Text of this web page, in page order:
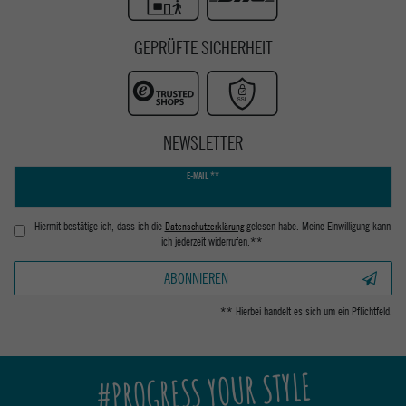
GEPRÜFTE SICHERHEIT
NEWSLETTER
E-MAIL **
Hiermit bestätige ich, dass ich die Daten­schutz­erklärunggelesen habe. Meine Einwilligung kann
ich jederzeit widerrufen.**
ABONNIEREN
** Hierbei handelt es sich um ein Pflichtfeld.
#PROGRESS YOUR STYLE